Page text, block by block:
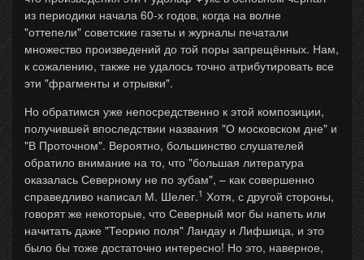
из периодики начала 60-х годов, когда на волне
"оттепели" советские газеты и журналы печатали
множество произведений до той поры запрещённых. Нам,
к сожалению, также не удалось точно атрибутировать все
эти "фрагменты и отрывки".
Но обратимся уже непосредственно к этой композиции,
получившей впоследствии названия "О московском дне" и
"В Проточном". Вероятно, большинство слушателей
обратило внимание на то, что "большая литература
оказалась Северному не по зубам", – как совершенно
справедливо написал М. Шелег.1 Хотя, с другой стороны,
говорят же некоторые, что Северный мог бы напеть или
начитать даже "Теорию поля" Ландау и Лифшица, и это
было бы тоже достаточно интересно! Но это, наверное,